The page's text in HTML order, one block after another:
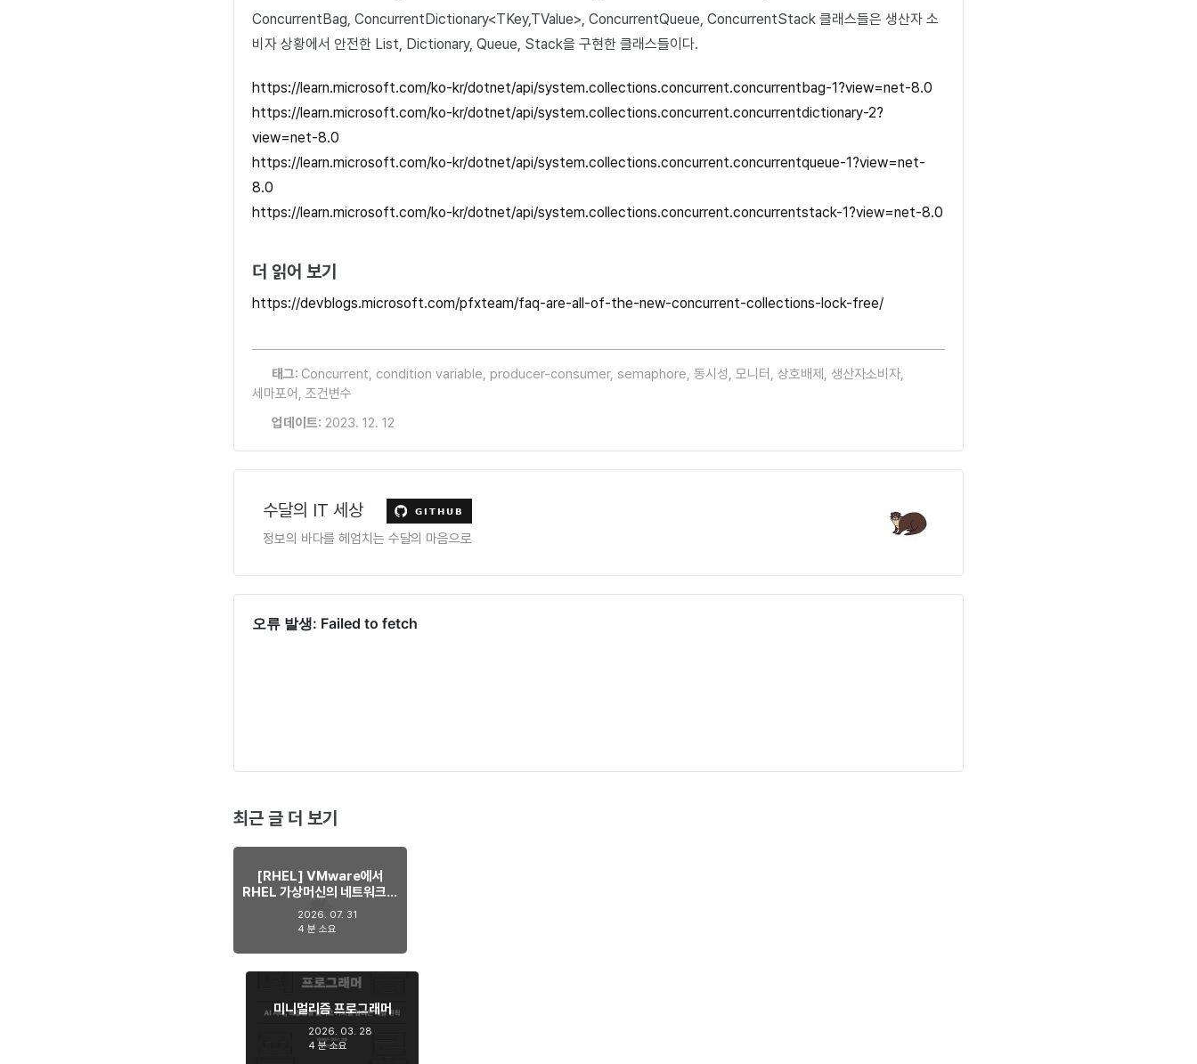
ConcurrentBag, ConcurrentDictionary<TKey,TValue>, ConcurrentQueue, ConcurrentStack 클래스들은 생산자 소
비자 상황에서 안전한 List, Dictionary, Queue, Stack을 구현한 클래스들이다.
https://learn.microsoft.com/ko-kr/dotnet/api/system.collections.concurrent.concurrentbag-1?view=net-8.0
https://learn.microsoft.com/ko-kr/dotnet/api/system.collections.concurrent.concurrentdictionary-2?
view=net-8.0
https://learn.microsoft.com/ko-kr/dotnet/api/system.collections.concurrent.concurrentqueue-1?view=net-
8.0
https://learn.microsoft.com/ko-kr/dotnet/api/system.collections.concurrent.concurrentstack-1?view=net-8.0
더 읽어 보기
https://devblogs.microsoft.com/pfxteam/faq-are-all-of-the-new-concurrent-collections-lock-free/
태그: Concurrent, condition variable, producer-consumer, semaphore, 동시성, 모니터 , 상호배제 , 생산자소비자,
세마포어 , 조건변수
업데이트: 2023. 12. 12
수달의 IT 세상
정보의 바다를 헤엄치는 수달의 마음으로
최근 글 더 보기
[RHEL] VMware에서
RHEL 가상머신의 네트워크가
간헐적으로 사라지는 현상 해
결하기
2026. 07. 31
4 분 소요
미니멀리즘 프로그래머
2026. 03. 28
4 분 소요